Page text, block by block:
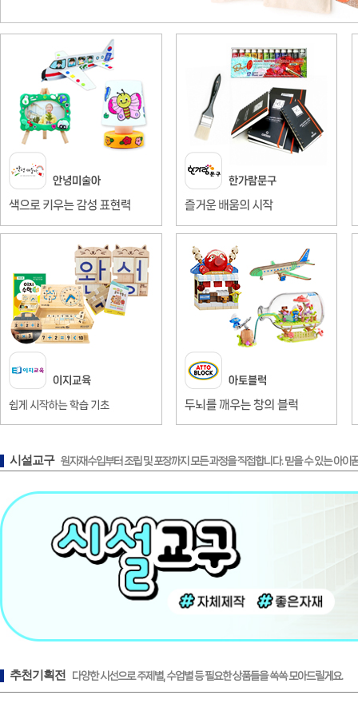
시설교구 원자재수입부터 조립 및 포장까지 모든 과정을 직접합니다. 믿을 수 있는 아이
추천기획전 다양한 시선으로 주제별, 수업별 등 필요한 상품들을 쏙쏙 모아드릴게요.